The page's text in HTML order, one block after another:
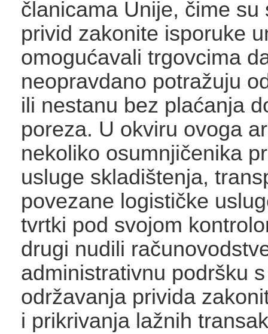
članicama Unije, čime su
privid zakonite isporuke
omogućavali trgovcima
neopravdano potražuju
ili nestanu bez plaćanja
poreza. U okviru ovoga
nekoliko osumnjičenika
usluge skladištenja,
povezane logističke
tvrtki pod svojom
drugi nudili
administrativnu podršku
održavanja privida
i prikrivanja lažnih